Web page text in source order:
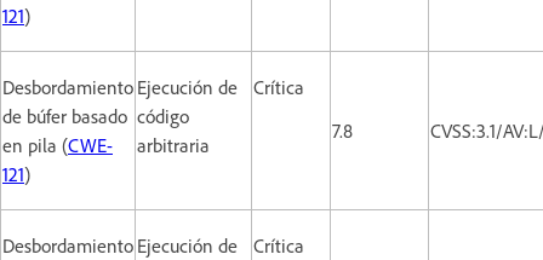
121)
Desbordamiento
de búfer basado
en pila (CWE-
121)
Ejecución de
código
arbitraria
Crítica
7.8
CVSS:3.1/
Desbordamiento Ejecución de
Crítica